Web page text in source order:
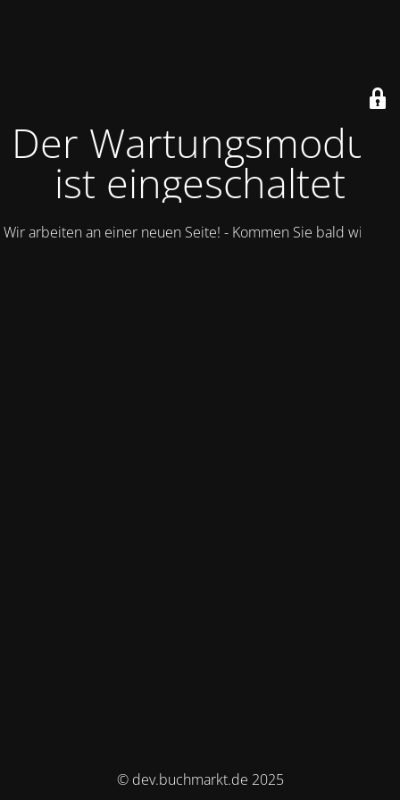
Der Wartungsmodus
ist eingeschaltet
Wir arbeiten an einer neuen Seite! - Kommen Sie bald wieder.
© dev.buchmarkt.de 2025